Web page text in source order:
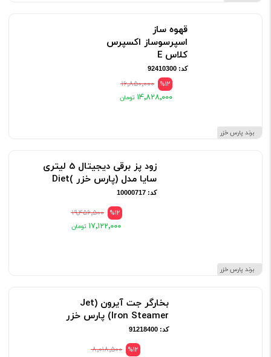
برند پارس خزر
قهوه ساز
اسپرسوساز اكسپرس
كلاس E
کد: 92410300
%12 ۱۶٬۸۵۰٬۰۰۰
۱۴٬۸۲۸٬۰۰۰
برند پارس خزر
زود پز برقی دیجیتال 5 لیتری
سایا مدل (پارس خزر )Diet
کد: 10000717
%12 ۱۹٬۴۵۶٬۵۰۰
۱۷٬۱۲۲٬۰۰۰
بخارگر جت آیرون (Jet
Iron Steamer) پارس خزر
کد: 91218400
%12 ۸٬۰۱۸٬۵۰۰